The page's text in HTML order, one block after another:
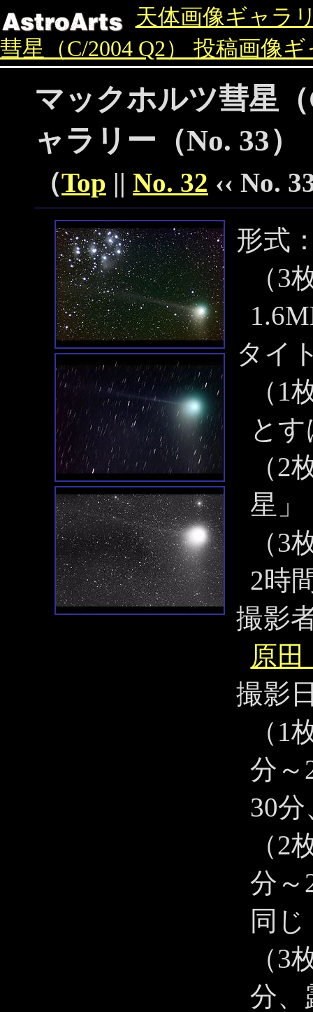
天体画像ギャラ
彗星（C/2004 Q2） 投稿画像
マックホルツ彗星
ャラリー（No. 33）
（Top || No. 32 ‹‹ No.
形式
（3
タイ
（1
と
（2
星」
（3
2時
撮影
原田
撮影
（1
分～
30
（2
分～
同じ
（3
分、